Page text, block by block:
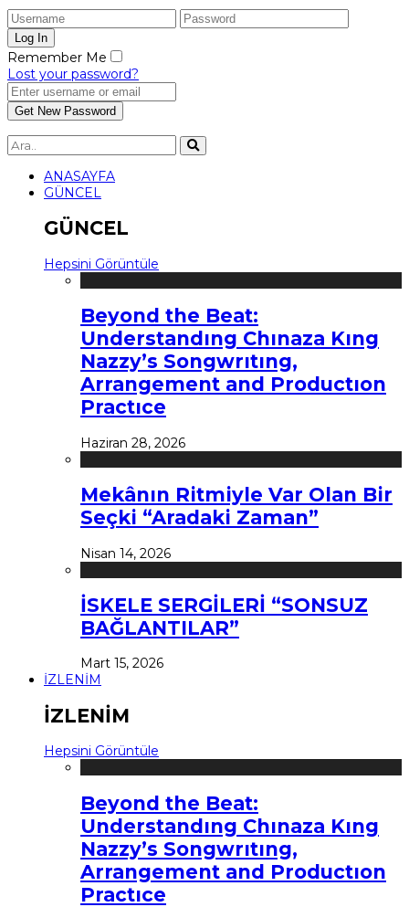
Remember Me
Lost your password?
ANASAYFA
GÜNCEL
GÜNCEL
Hepsini Görüntüle
Beyond the Beat:
Understandıng Chınaza Kıng
Nazzy’s Songwrıtıng,
Arrangement and Productıon
Practıce
Haziran 28, 2026
Mekânın Ritmiyle Var Olan Bir
Seçki “Aradaki Zaman”
Nisan 14, 2026
İSKELE SERGİLERİ “SONSUZ
BAĞLANTILAR”
Mart 15, 2026
İZLENİM
İZLENİM
Hepsini Görüntüle
Beyond the Beat:
Understandıng Chınaza Kıng
Nazzy’s Songwrıtıng,
Arrangement and Productıon
Practıce